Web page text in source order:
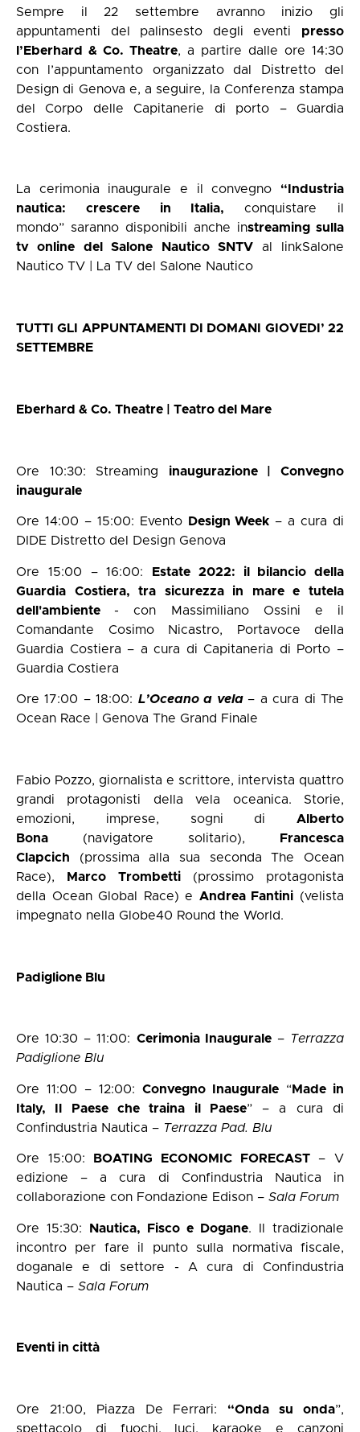
Sempre il 22 settembre avranno inizio gli
appuntamenti del palinsesto degli eventi presso
l’Eberhard & Co. Theatre, a partire dalle ore 14:30
con l’appuntamento organizzato dal Distretto del
Design di Genova e, a seguire, la Conferenza stampa
del Corpo delle Capitanerie di porto – Guardia
Costiera.
La cerimonia inaugurale e il convegno “Industria
nautica: crescere in Italia,conquistare il
mondo” saranno disponibili anche instreaming sulla
tv online del Salone Nautico SNTV al linkSalone
Nautico TV | La TV del Salone Nautico
TUTTI GLI APPUNTAMENTI DI DOMANI GIOVEDI’ 22
SETTEMBRE
Eberhard & Co. Theatre | Teatro del Mare
Ore 10:30: Streaming inaugurazione | Convegno
inaugurale
Ore 14:00 – 15:00: Evento Design Week – a cura di
DIDE Distretto del Design Genova
Ore 15:00 – 16:00: Estate 2022: il bilancio della
Guardia Costiera, tra sicurezza in mare e tutela
dell'ambiente- con Massimiliano Ossini e il
Comandante Cosimo Nicastro, Portavoce della
Guardia Costiera – a cura di Capitaneria di Porto –
Guardia Costiera
Ore 17:00 – 18:00: L’Oceano a vela– a cura di The
Ocean Race | Genova The Grand Finale
Fabio Pozzo, giornalista e scrittore, intervista quattro
grandi protagonisti della vela oceanica. Storie,
emozioni, imprese, sogni di Alberto
Bona (navigatore solitario),
Francesca
Clapcich (prossima alla sua seconda The Ocean
Race),
Marco Trombetti(prossimo protagonista
della Ocean Global Race) e Andrea Fantini (velista
impegnato nella Globe40 Round the World.
Padiglione Blu
Ore 10:30 – 11:00: Cerimonia Inaugurale– Terrazza
Padiglione Blu
Ore 11:00 – 12:00: Convegno Inaugurale “ Made in
Italy, Il Paese che traina il Paese” – a cura di
Confindustria Nautica – Terrazza Pad. Blu
Ore 15:00: BOATING ECONOMIC FORECAST– V
edizione – a cura di Confindustria Nautica in
collaborazione con Fondazione Edison – Sala Forum
Ore 15:30: Nautica, Fisco e Dogane. Il tradizionale
incontro per fare il punto sulla normativa fiscale,
doganale e di settore - A cura di Confindustria
Nautica – Sala Forum
Eventi in città
Ore 21:00, Piazza De Ferrari: “Onda su onda”,
spettacolo di fuochi, luci, karaoke e canzoni